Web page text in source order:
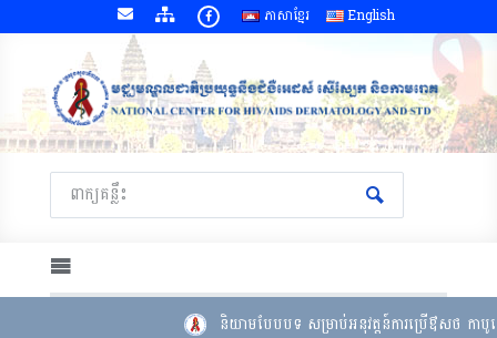
ភាសាខ្មែរ English
និយាមបែបបទ សម្រាប់អនុវត្តន៍ការប្រើឳសថ កាបូ